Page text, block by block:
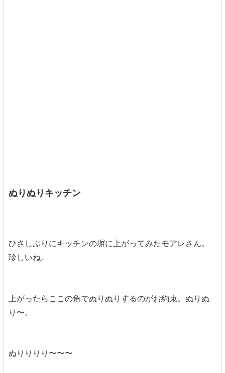
ぬりぬりキッチン
ひさしぶりにキッチンの塀に上がってみたモアレさん。
珍しいね。
上がったらここの角でぬりぬりするのがお約束。ぬりぬ
り〜。
ぬりりりり〜〜〜